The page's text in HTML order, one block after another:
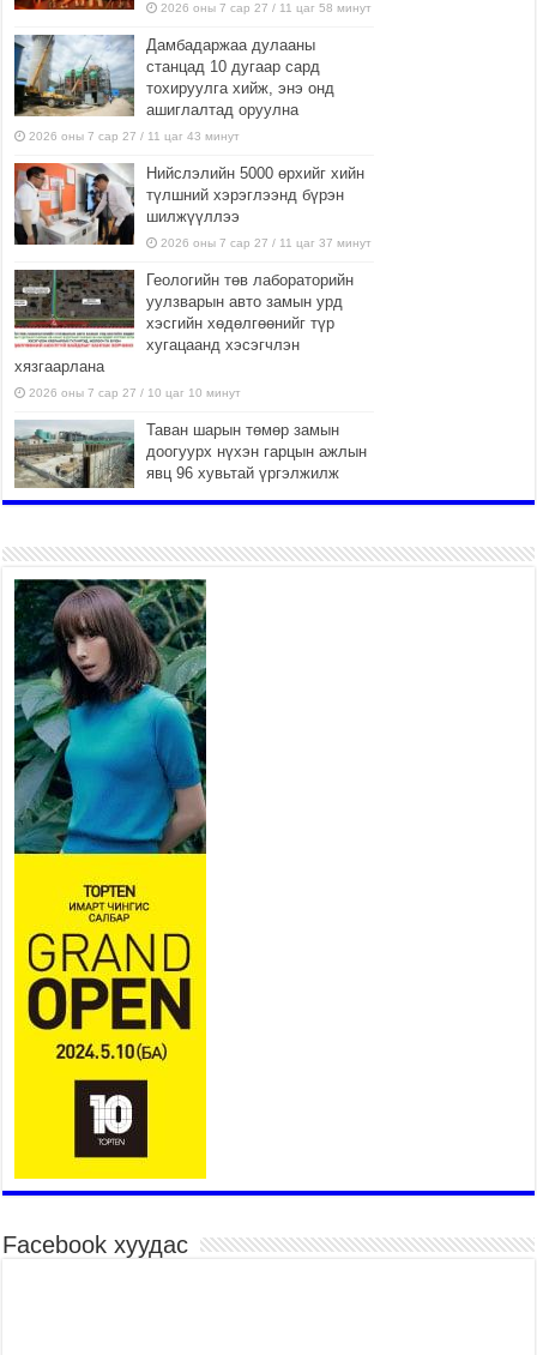
2026 оны 7 сар 27 / 11 цаг 58 минут
Дамбадаржаа дулааны
станцад 10 дугаар сард
тохируулга хийж, энэ онд
ашиглалтад оруулна
2026 оны 7 сар 27 / 11 цаг 43 минут
Нийслэлийн 5000 өрхийг хийн
түлшний хэрэглээнд бүрэн
шилжүүллээ
2026 оны 7 сар 27 / 11 цаг 37 минут
Геологийн төв лабораторийн
уулзварын авто замын урд
хэсгийн хөдөлгөөнийг түр
хугацаанд хэсэгчлэн
хязгаарлана
2026 оны 7 сар 27 / 10 цаг 10 минут
Таван шарын төмөр замын
доогуурх нүхэн гарцын ажлын
явц 96 хувьтай үргэлжилж
Нийслэлийн харьяа амаржих
газруудыг “Эх, хүүхдийн төв”
болгон өргөтгөнө
2026 оны 7 сар 27 / 9 цаг 58 минут
ТӨВ АЙМАГТ ӨВЛИЙН
БЭЛТГЭЛ АЖИЛ 80 ХУВЬТАЙ
ҮРГЭЛЖИЛЖ БАЙНА
2026 оны 7 сар 27 / 9 цаг 51 минут
“Хөдөө аж ахуй, хөдөөгийн
хөгжил төслийн 2 дахь шат”
төслийн хүрээнд 4 банктай
дамжуулан зээлдүүлэх гэрээ
байгууллаа
2026 оны 7 сар 27 / 9 цаг 40 минут
УИХ-ын гишүүн С.Зулпхар: Иргэдийн санал
хууль тогтоох үйл ажиллагааны чухал үндэс
2026 оны 7 сар 27 / 9 цаг 19 минут
Ерөнхий хяналтын хоёр удаагийн сонсголд 345
хүн оролцжээ
2026 оны 7 сар 27 / 9 цаг 13 минут
Хянан шалгах түр хорооны нотлох баримттай
нээлттэй танилцах боломжтой боллоо.
2026 оны 7 сар 23 / 15 цаг 58 минут
Дүүжин замын тээвэр энэ оны 12 дугаар сард
ашиглалтад бүрэн орно
Агаарын бохирдлыг бууруулах бодлогын
Facebook хуудас